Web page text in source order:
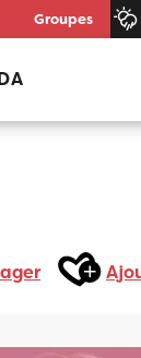
Groupes
Ajouter aux